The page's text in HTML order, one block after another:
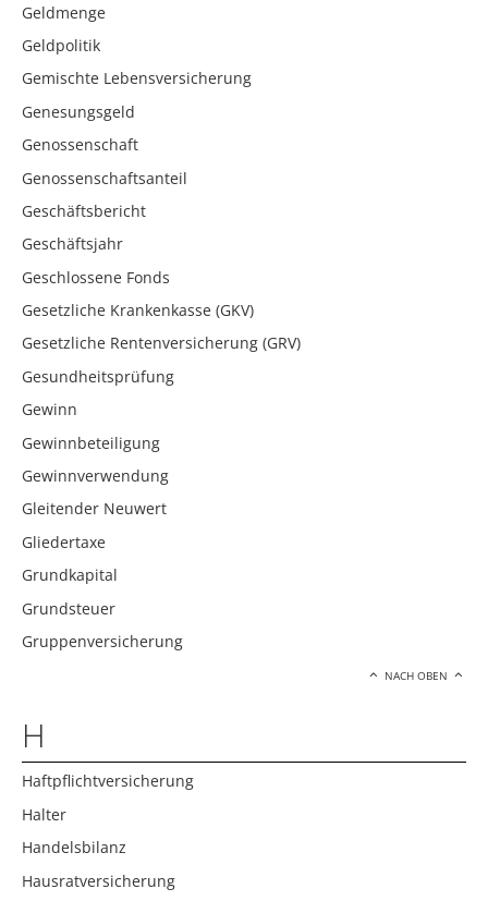
Geldmenge
Geldpolitik
Gemischte Lebensversicherung
Genesungsgeld
Genossenschaft
Genossenschaftsanteil
Geschäftsbericht
Geschäftsjahr
Geschlossene Fonds
Gesetzliche Krankenkasse (GKV)
Gesetzliche Rentenversicherung (GRV)
Gesundheitsprüfung
Gewinn
Gewinnbeteiligung
Gewinnverwendung
Gleitender Neuwert
Gliedertaxe
Grundkapital
Grundsteuer
Gruppenversicherung
NACH OBEN
H
Haftpflichtversicherung
Halter
Handelsbilanz
Hausratversicherung